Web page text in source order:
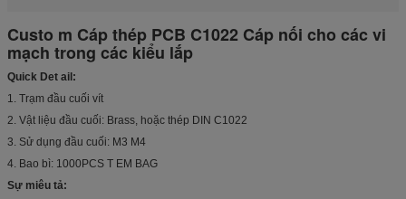
Custo m Cáp thép PCB C1022 Cáp nối cho các vi
mạch trong các kiểu lắp
Quick Det ail:
1. Trạm đầu cuối vít
2. Vật liệu đầu cuối: Brass, hoặc thép DIN C1022
3. Sử dụng đầu cuối: M3 M4
4. Bao bì: 1000PCS T EM BAG
Sự miêu tả: